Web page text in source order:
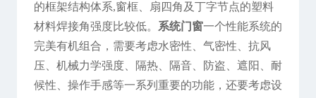
的框架结构体系,窗框、扇四角及丁字节点的塑料
材料焊接角强度比较低。
系统门窗一个性能系统的
完美有机组合，需要考虑水密性、气密性、抗风
压、机械力学强度、隔热、隔音、防盗、遮阳、耐
候性、操作手感等一系列重要的功能，还要考虑设